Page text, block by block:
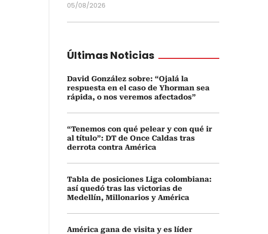
05/08/2026
Últimas Noticias
David González sobre: “Ojalá la
respuesta en el caso de Yhorman sea
rápida, o nos veremos afectados”
“Tenemos con qué pelear y con qué ir
al título”: DT de Once Caldas tras
derrota contra América
Tabla de posiciones Liga colombiana:
así quedó tras las victorias de
Medellín, Millonarios y América
América gana de visita y es líder